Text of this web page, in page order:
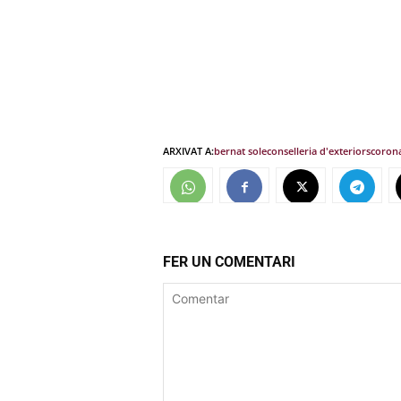
ARXIVAT A:bernat soleconselleria d'exteriors
FER UN COMENTARI